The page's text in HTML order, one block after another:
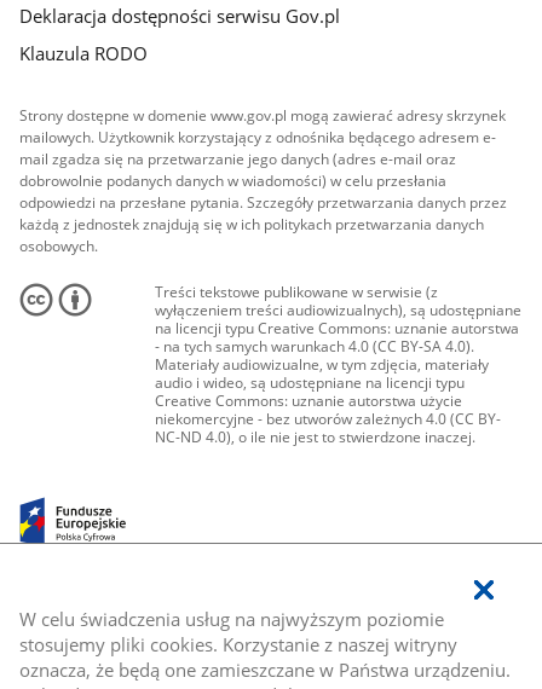
W celu świadczenia usług na najwyższym poziomie
stosujemy pliki cookies. Korzystanie z naszej witryny
oznacza, że będą one zamieszczane w Państwa urządzeniu.
Deklaracja dostępności serwisu Gov.pl
Klauzula RODO
Strony dostępne w domenie www.gov.pl mogą zawierać adresy skrzynek
mailowych. Użytkownik korzystający z odnośnika będącego adresem e-
mail zgadza się na przetwarzanie jego danych (adres e-mail oraz
dobrowolnie podanych danych w wiadomości) w celu przesłania
odpowiedzi na przesłane pytania. Szczegóły przetwarzania danych przez
każdą z jednostek znajdują się w ich politykach przetwarzania danych
osobowych.
Treści tekstowe publikowane w serwisie (z
wyłączeniem treści audiowizualnych), są udostępniane
na licencji typu Creative Commons: uznanie autorstwa
- na tych samych warunkach 4.0 (CC BY-SA 4.0).
Materiały audiowizualne, w tym zdjęcia, materiały
audio i wideo, są udostępniane na licencji typu
Creative Commons: uznanie autorstwa użycie
niekomercyjne - bez utworów zależnych 4.0 (CC BY-
NC-ND 4.0), o ile nie jest to stwierdzone inaczej.